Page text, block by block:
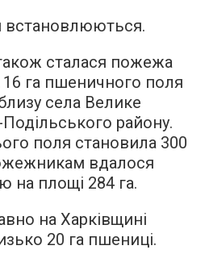
встановлюються.
сталася пожежа
16 га пшеничного поля
села Велике
району.
поля становила 300
вдалося
на площі 284 га.
на Харківщині
20 га пшениці.